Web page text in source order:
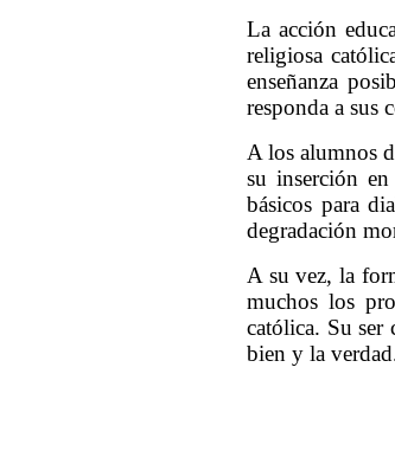
La acción
religiosa
enseñanza
responda a sus
A los alumnos
su inserción
básicos para
degradación
A su vez, la
muchos los
católica. Su ser
bien y la